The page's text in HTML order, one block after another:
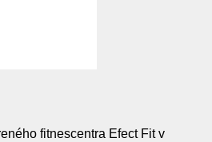
fitnescentra Efect Fit v